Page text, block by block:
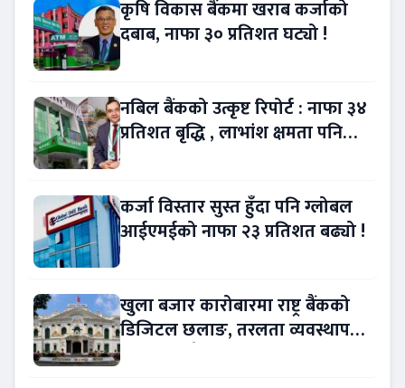
कृषि विकास बैंकमा खराब कर्जाको
दबाब, नाफा ३० प्रतिशत घट्यो !
नबिल बैंकको उत्कृष्ट रिपोर्ट : नाफा ३४
प्रतिशत बृद्धि , लाभांश क्षमता पनि
कर्जा विस्तार सुस्त हुँदा पनि ग्लोबल
आईएमईको नाफा २३ प्रतिशत बढ्यो !
खुला बजार कारोबारमा राष्ट्र बैंकको
डिजिटल छलाङ, तरलता व्यवस्थापन